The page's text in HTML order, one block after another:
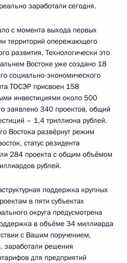
заработали сегодня.
с момента выхода первых
территорий опережающего
развития. Технологически это
Востоке уже создано 18
социально-экономического
ТОСЭР присвоен 158
инвестициями около 500
заявлено 340 проектов, общий
– 1,4 триллиона рублей.
Востока развёрнут режим
статус резидента
284 проекта с общим объёмом
рублей.
поддержка крупных
в пяти субъектах
округа предусмотрена
в объёме 34 миллиарда
с Вашим поручением,
заработали решения
для предприятий